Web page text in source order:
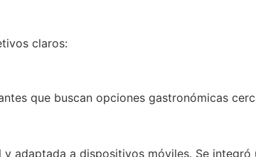
claros:
que buscan opciones gastronómicas
adaptada a dispositivos móviles. Se integró